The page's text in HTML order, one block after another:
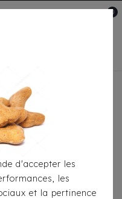
0
d'accepter les
les
et la pertinence